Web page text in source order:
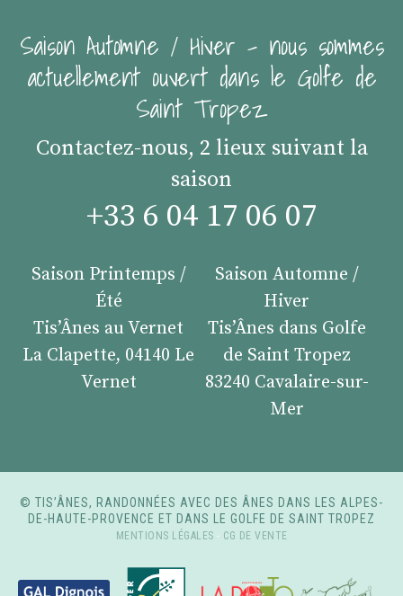
Saison Automne / Hiver - nous sommes
actuellement ouvert dans le Golfe de
Saint Tropez
Contactez-nous, 2 lieux suivant la
saison
+33 6 04 17 06 07
Saison Printemps /
Été
Tis’Ânes au Vernet
La Clapette, 04140 Le
Vernet
Saison Automne /
Hiver
Tis’Ânes dans Golfe
de Saint Tropez
83240 Cavalaire-sur-
Mer
© TIS’ÂNES, RANDONNÉES AVEC DES ÂNES DANS LES ALPES-
DE-HAUTE-PROVENCE ET DANS LE GOLFE DE SAINT TROPEZ
MENTIONS LÉGALES - CG DE VENTE